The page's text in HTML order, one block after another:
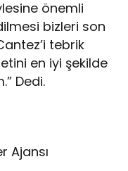
önemli
bizleri son
tebrik
en iyi şekilde
Dedi.
Ajansı